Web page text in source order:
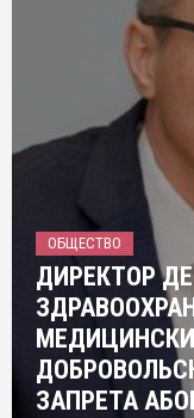
ОБЩЕСТВО
ДИРЕКТОР
ЗАПРЕТА